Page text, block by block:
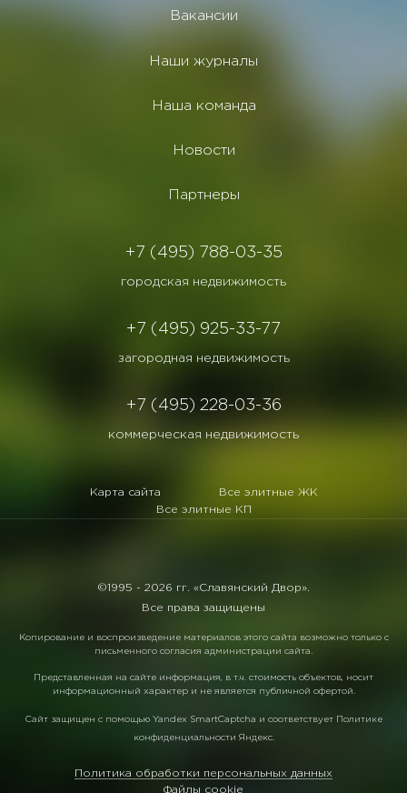
Вакансии
Наши журналы
Наша команда
Новости
Партнеры
+7 (495) 788-03-35
городская недвижимость
+7 (495) 925-33-77
загородная недвижимость
+7 (495) 228-03-36
коммерческая недвижимость
Карта сайта
Все элитные ЖК
Все элитные КП
©1995 - 2026 гг. «Славянский Двор».
Все права защищены
Копирование и воспроизведение материалов этого сайта возможно только с
письменного согласия администрации сайта.
Представленная на сайте информация, в т.ч. стоимость объектов, носит
информационный характер и не является публичной офертой.
Сайт защищен с помощью Yandex SmartCaptcha и соответствует Политике
конфиденциальности Яндекс.
Политика обработки персональных данных
Файлы cookie